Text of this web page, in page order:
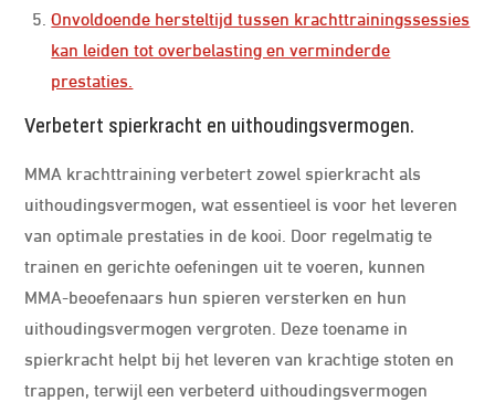
Onvoldoende hersteltijd tussen krachttrainingssessies
kan leiden tot overbelasting en verminderde
prestaties.
Verbetert spierkracht en uithoudingsvermogen.
MMA krachttraining verbetert zowel spierkracht als
uithoudingsvermogen, wat essentieel is voor het leveren
van optimale prestaties in de kooi. Door regelmatig te
trainen en gerichte oefeningen uit te voeren, kunnen
MMA-beoefenaars hun spieren versterken en hun
uithoudingsvermogen vergroten. Deze toename in
spierkracht helpt bij het leveren van krachtige stoten en
trappen, terwijl een verbeterd uithoudingsvermogen